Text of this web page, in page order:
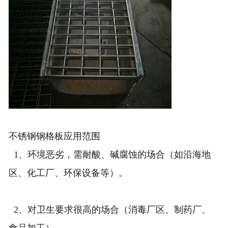
不锈钢钢格板应用范围
1、环境恶劣，需耐酸、碱腐蚀的场合（如沿海地
区、化工厂、环保设备等）。
2、对卫生要求很高的场合（消毒厂区、制药厂、